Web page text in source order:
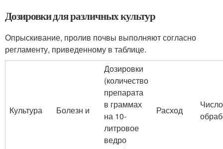
Дозировки для различных культур
Опрыскивание, пролив почвы выполняют согласно
регламенту, приведенному в таблице.
Культура Болезн и
Дозировки
(количество
препарата
в граммах
на 10-
литровое
ведро
Расход
Число